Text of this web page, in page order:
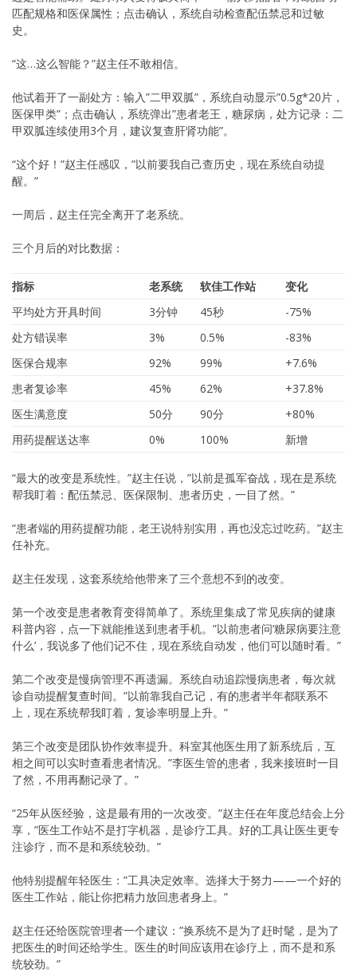
匹配规格和医保属性；点击确认，系统自动检查配伍禁忌和过敏
史。
“这…这么智能？”赵主任不敢相信。
他试着开了一副处方：输入”二甲双胍”，系统自动显示”0.5g*20片，
医保甲类”；点击确认，系统弹出”患者老王，糖尿病，处方记录：二
甲双胍连续使用3个月，建议复查肝肾功能”。
“这个好！”赵主任感叹，”以前要我自己查历史，现在系统自动提
醒。”
一周后，赵主任完全离开了老系统。
三个月后的对比数据：
指标 老系统 软佳工作站
变化
平均处方开具时间
3分钟 45秒
-75%
处方错误率
3% 0.5%
-83%
医保合规率
92% 99%
+7.6%
患者复诊率
45% 62%
+37.8%
医生满意度
50分 90分
+80%
用药提醒送达率
0% 100% 新增
“最大的改变是系统性。”赵主任说，”以前是孤军奋战，现在是系统
帮我盯着：配伍禁忌、医保限制、患者历史，一目了然。”
“患者端的用药提醒功能，老王说特别实用，再也没忘过吃药。”赵主
任补充。
赵主任发现，这套系统给他带来了三个意想不到的改变。
第一个改变是患者教育变得简单了。系统里集成了常见疾病的健康
科普内容，点一下就能推送到患者手机。”以前患者问’糖尿病要注意
什么’，我说多了他们记不住，现在系统自动发，他们可以随时看。”
第二个改变是慢病管理不再遗漏。系统自动追踪慢病患者，每次就
诊自动提醒复查时间。”以前靠我自己记，有的患者半年都联系不
上，现在系统帮我盯着，复诊率明显上升。”
第三个改变是团队协作效率提升。科室其他医生用了新系统后，互
相之间可以实时查看患者情况。”李医生管的患者，我来接班时一目
了然，不用再翻记录了。”
“25年从医经验，这是最有用的一次改变。”赵主任在年度总结会上分
享，”医生工作站不是打字机器，是诊疗工具。好的工具让医生更专
注诊疗，而不是和系统较劲。”
他特别提醒年轻医生：”工具决定效率。选择大于努力——一个好的
医生工作站，能让你把精力放回患者身上。”
赵主任还给医院管理者一个建议：”换系统不是为了赶时髦，是为了
把医生的时间还给学生。医生的时间应该用在诊疗上，而不是和系
统较劲。”